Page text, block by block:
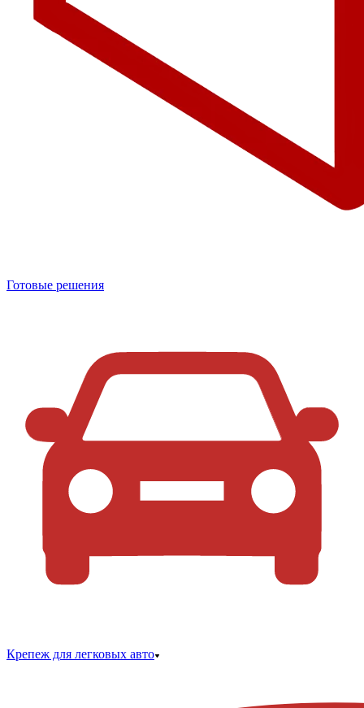
Готовые решения
Крепеж для легковых авто